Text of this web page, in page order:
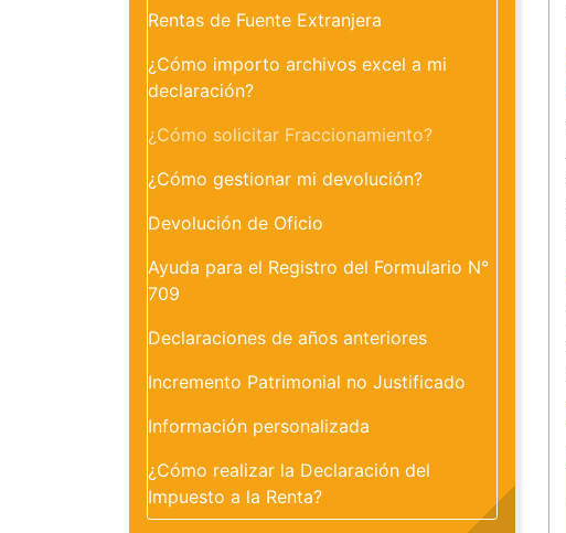
Rentas de Fuente Extranjera
¿Cómo importo archivos excel a mi
declaración?
¿Cómo solicitar Fraccionamiento?
¿Cómo gestionar mi devolución?
Devolución de Oficio
Ayuda para el Registro del Formulario N°
709
Declaraciones de años anteriores
Incremento Patrimonial no Justificado
Información personalizada
¿Cómo realizar la Declaración del
Impuesto a la Renta?